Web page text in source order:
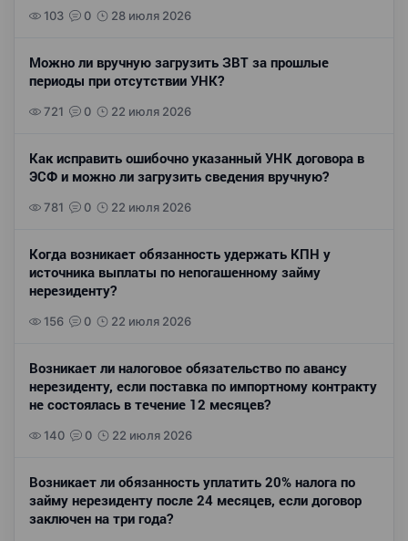
103 0 28 июля 2026
Можно ли вручную загрузить ЗВТ за прошлые
периоды при отсутствии УНК?
721 0 22 июля 2026
Как исправить ошибочно указанный УНК договора в
ЭСФ и можно ли загрузить сведения вручную?
781 0 22 июля 2026
Когда возникает обязанность удержать КПН у
источника выплаты по непогашенному займу
нерезиденту?
156 0 22 июля 2026
Возникает ли налоговое обязательство по авансу
нерезиденту, если поставка по импортному контракту
не состоялась в течение 12 месяцев?
140 0 22 июля 2026
Возникает ли обязанность уплатить 20% налога по
займу нерезиденту после 24 месяцев, если договор
заключен на три года?